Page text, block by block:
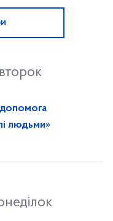
допомога
постраждалим від торгівлі людьми»